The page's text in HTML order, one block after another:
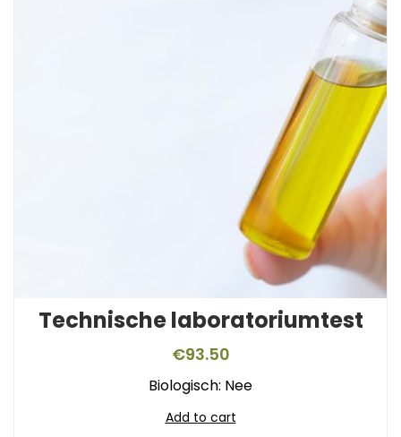
Technische laboratoriumtest
€93.50
Biologisch: Nee
Add to cart